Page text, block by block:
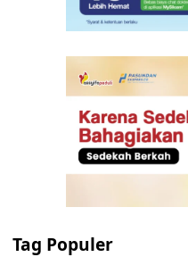
Tag Populer